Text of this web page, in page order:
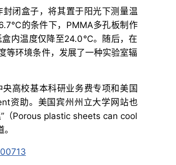
闭盒子，将其置于阳光下测量温
的条件下，PMMA多孔板制作
内温度仅降至24.0℃。随后，在
等环境条件，发展了一种实验室辐
高校基本科研业务费专项和美国
资助。美国宾州州立大学网站也
（Porous plastic sheets can cool